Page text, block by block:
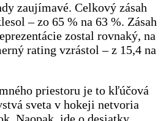
zaujímavé. Celkový zásah
– zo 65 % na 63 %. Zásah
zostal rovnaký, na
rating vzrástol – z 15,4 na
priestoru je to kľúčová
sveta v hokeji netvoria